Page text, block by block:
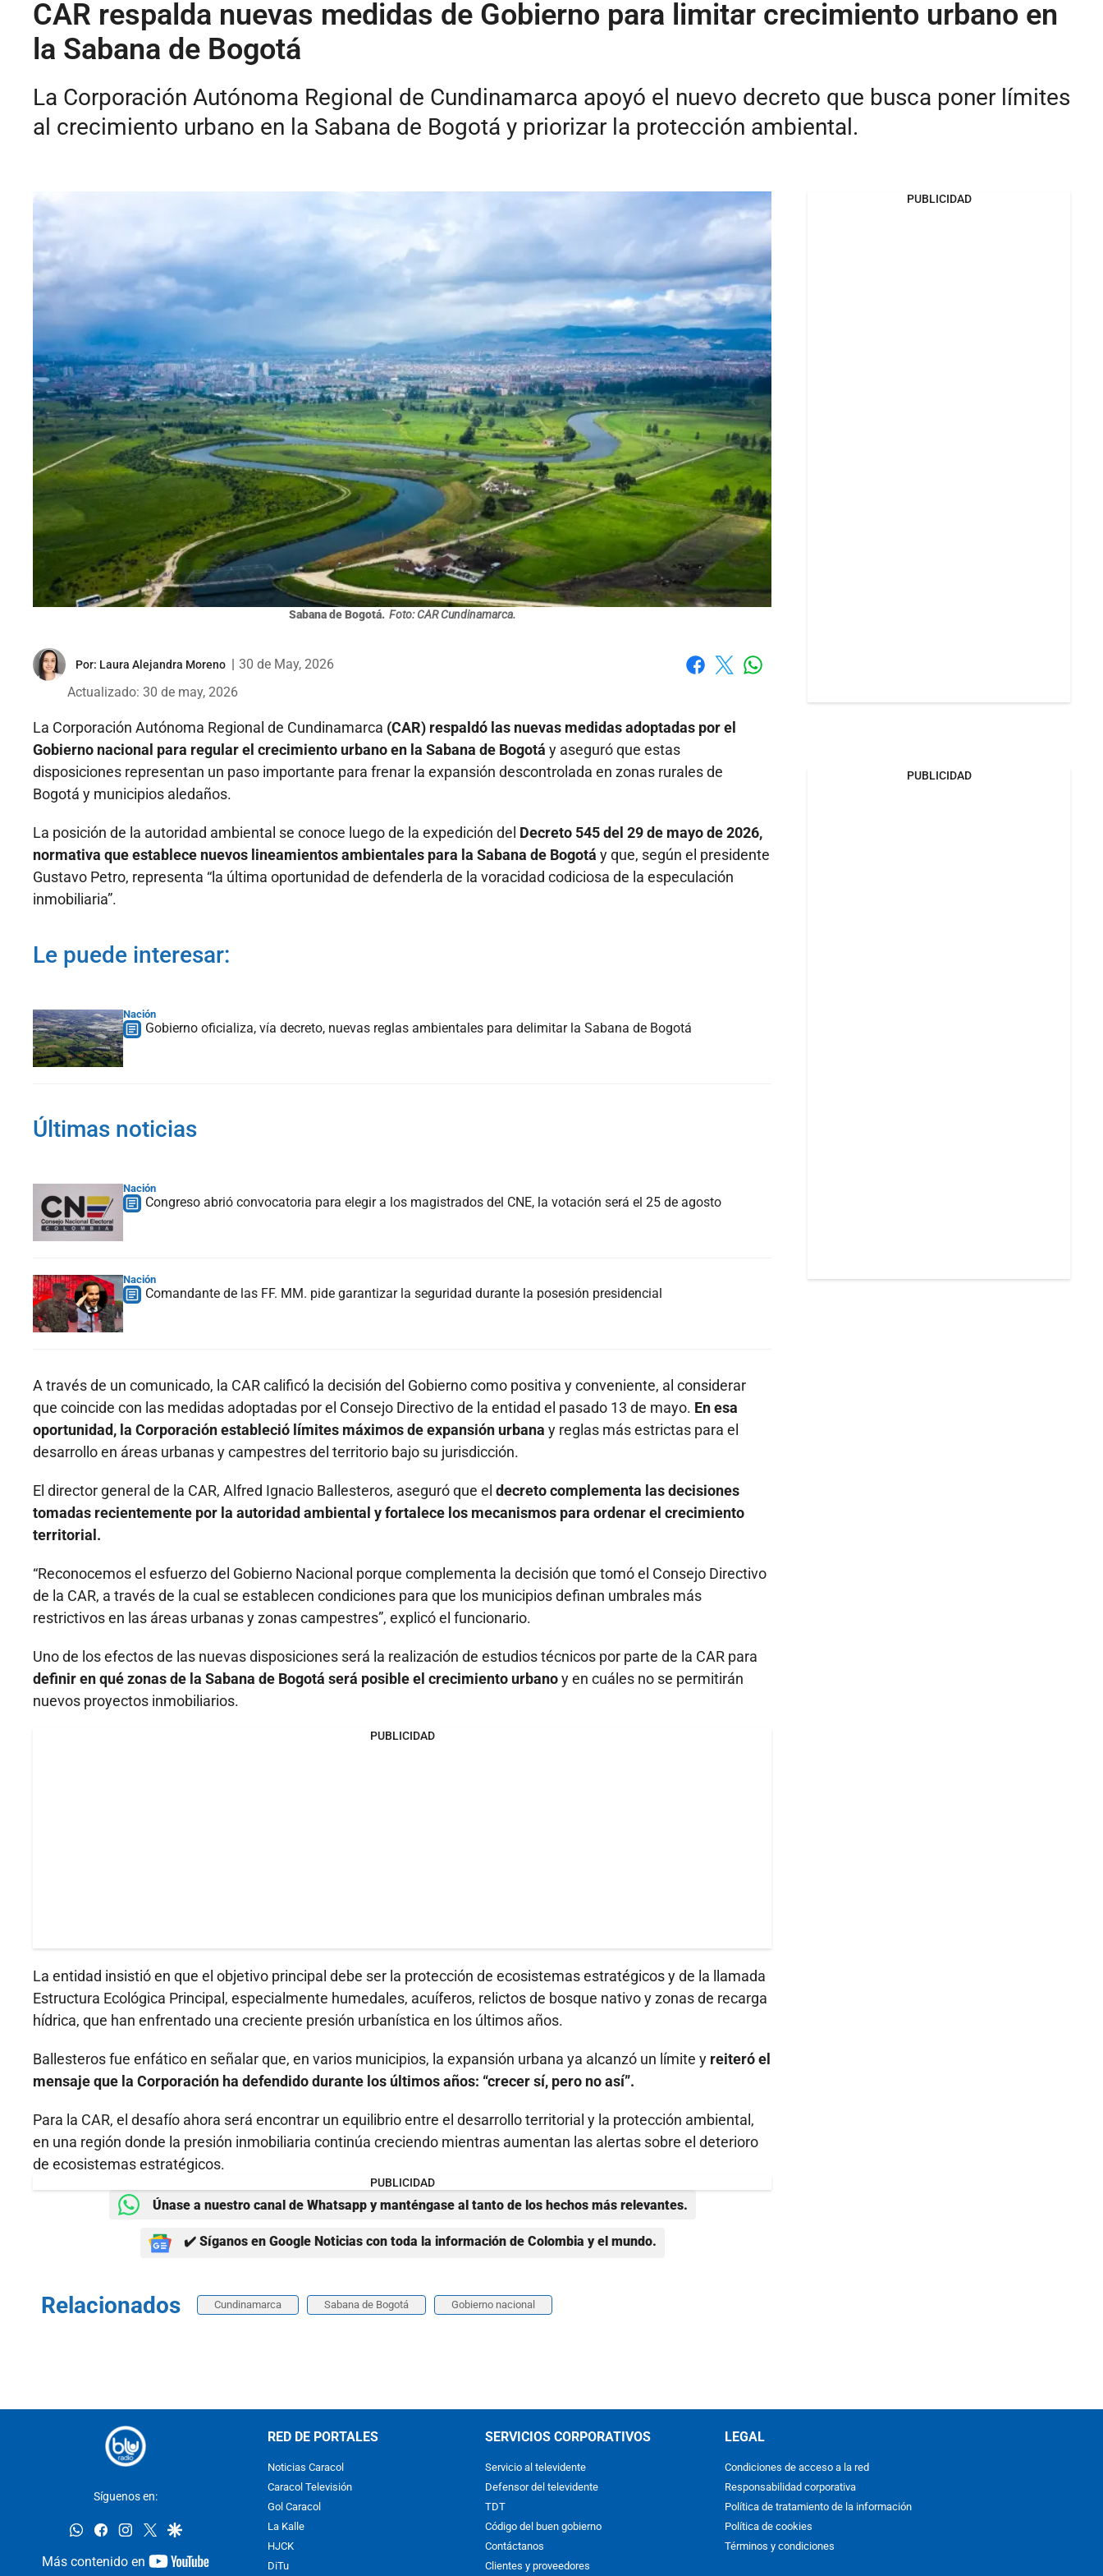
CAR respalda nuevas medidas de Gobierno para limitar crecimiento urbano en
la Sabana de Bogotá
La Corporación Autónoma Regional de Cundinamarca apoyó el nuevo decreto que busca poner límites
al crecimiento urbano en la Sabana de Bogotá y priorizar la protección ambiental.
Sabana de Bogotá. Foto: CAR Cundinamarca.
Por: Laura Alejandra Moreno
30 de May, 2026
Actualizado: 30 de may, 2026
La Corporación Autónoma Regional de Cundinamarca (CAR) respaldó las nuevas medidas adoptadas por el
Gobierno nacional para regular el crecimiento urbano en la Sabana de Bogotá y aseguró que estas
disposiciones representan un paso importante para frenar la expansión descontrolada en zonas rurales de
Bogotá y municipios aledaños.
La posición de la autoridad ambiental se conoce luego de la expedición del Decreto 545 del 29 de mayo de 2026,
normativa que establece nuevos lineamientos ambientales para la Sabana de Bogotá y que, según el presidente
Gustavo Petro, representa “la última oportunidad de defenderla de la voracidad codiciosa de la especulación
inmobiliaria”.
Le puede interesar:
Nación
Gobierno oficializa, vía decreto, nuevas reglas ambientales para delimitar la Sabana de Bogotá
Últimas noticias
Nación
Congreso abrió convocatoria para elegir a los magistrados del CNE, la votación será el 25 de agosto
Nación
Comandante de las FF. MM. pide garantizar la seguridad durante la posesión presidencial
A través de un comunicado, la CAR calificó la decisión del Gobierno como positiva y conveniente, al considerar
que coincide con las medidas adoptadas por el Consejo Directivo de la entidad el pasado 13 de mayo. En esa
oportunidad, la Corporación estableció límites máximos de expansión urbana y reglas más estrictas para el
desarrollo en áreas urbanas y campestres del territorio bajo su jurisdicción.
El director general de la CAR, Alfred Ignacio Ballesteros, aseguró que el decreto complementa las decisiones
tomadas recientemente por la autoridad ambiental y fortalece los mecanismos para ordenar el crecimiento
territorial.
“Reconocemos el esfuerzo del Gobierno Nacional porque complementa la decisión que tomó el Consejo Directivo
de la CAR, a través de la cual se establecen condiciones para que los municipios definan umbrales más
restrictivos en las áreas urbanas y zonas campestres”, explicó el funcionario.
Uno de los efectos de las nuevas disposiciones será la realización de estudios técnicos por parte de la CAR para
definir en qué zonas de la Sabana de Bogotá será posible el crecimiento urbanoy en cuáles no se permitirán
nuevos proyectos inmobiliarios.
PUBLICIDAD
La entidad insistió en que el objetivo principal debe ser la protección de ecosistemas estratégicos y de la llamada
Estructura Ecológica Principal, especialmente humedales, acuíferos, relictos de bosque nativo y zonas de recarga
hídrica, que han enfrentado una creciente presión urbanística en los últimos años.
Ballesteros fue enfático en señalar que, en varios municipios, la expansión urbana ya alcanzó un límite y reiteró el
mensaje que la Corporación ha defendido durante los últimos años: “crecer sí, pero no así”.
Para la CAR, el desafío ahora será encontrar un equilibrio entre el desarrollo territorial y la protección ambiental,
en una región donde la presión inmobiliaria continúa creciendo mientras aumentan las alertas sobre el deterioro
de ecosistemas estratégicos.
PUBLICIDAD
Únase a nuestro canal de Whatsapp y manténgase al tanto de los hechos más relevantes.
✔️ Síganos en Google Noticias con toda la información de Colombia y el mundo.
Relacionados Cundinamarca Sabana de Bogotá Gobierno nacional
PUBLICIDAD
PUBLICIDAD
Síguenos en:
whatsappfacebookinstagram
twittergoogle
Más contenido en
youtube-
RED DE PORTALES
Noticias Caracol
Caracol Televisión
Gol Caracol
La Kalle
HJCK
DiTu
SERVICIOS CORPORATIVOS
Servicio al televidente
Defensor del televidente
TDT
Código del buen gobierno
Contáctanos
Clientes y proveedores
LEGAL
Condiciones de acceso a la red
Responsabilidad corporativa
Política de tratamiento de la información
Política de cookies
Términos y condiciones